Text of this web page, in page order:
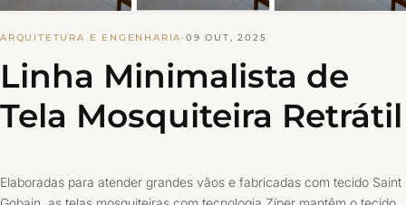
ARQUITETURA E ENGENHARIA·09 OUT, 2025
Linha Minimalista de
Tela Mosquiteira Retrátil
Elaboradas para atender grandes vãos e fabricadas com tecido Saint